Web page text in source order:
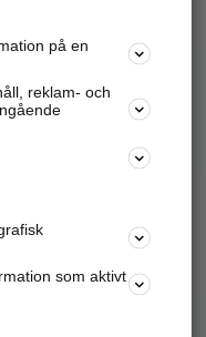
mm.
företaget
annonsera mot
nära dig.
på en
reklam- och
som aktivt